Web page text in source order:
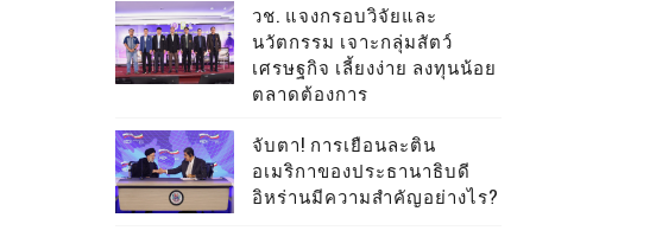
วช. แจงกรอบวิจัยและ
นวัตกรรม เจาะกลุ่มสัตว์
เศรษฐกิจ เลี้ยงง่าย ลงทุนน้อย
ตลาดต้องการ
จับตา! การเยือนละติน
อเมริกาของประธานาธิบดี
อิหร่านมีความสำคัญอย่างไร?